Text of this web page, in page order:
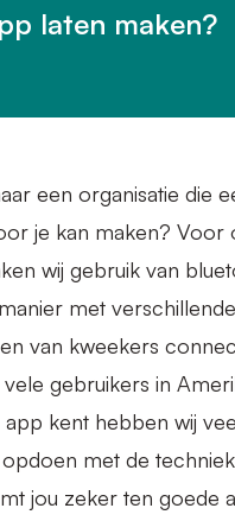
laten maken?
een organisatie die
je kan maken? Voor
wij gebruik van
met verschillende
van kweekers
gebruikers in
kent hebben wij
met de techniek
jou zeker ten goede